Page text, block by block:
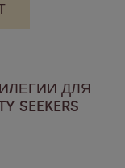
ДЛЯ
SEEKERS